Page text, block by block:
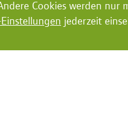
Cookies werden nur
jederzeit